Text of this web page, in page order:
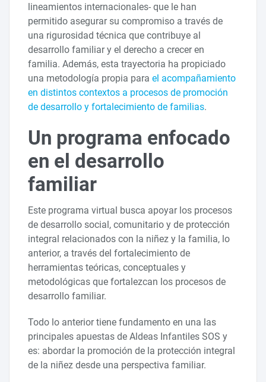
lineamientos internacionales- que le han
permitido asegurar su compromiso a través de
una rigurosidad técnica que contribuye al
desarrollo familiar y el derecho a crecer en
familia. Además, esta trayectoria ha propiciado
una metodología propia parael acompañamiento
en distintos contextos a procesos de promoción
de desarrollo y fortalecimiento de familias.
Un programa enfocado
en el desarrollo
familiar
Este programa virtual busca apoyar los procesos
de desarrollo social, comunitario y de protección
integral relacionados con la niñez y la familia, lo
anterior, a través del fortalecimiento de
herramientas teóricas, conceptuales y
metodológicas que fortalezcan los procesos de
desarrollo familiar.
Todo lo anterior tiene fundamento en una las
principales apuestas de Aldeas Infantiles SOS y
es: abordar la promoción de la protección integral
de la niñez desde una perspectiva familiar.